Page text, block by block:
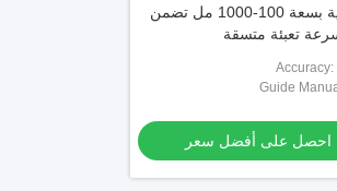
القياسية بسعة 100-1000 مل تضمن
تعبئة متسقة
Accuracy:
Guide
احصل على أفضل سعر